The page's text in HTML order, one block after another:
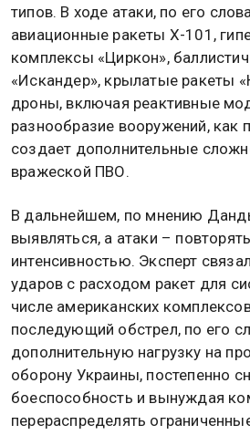
типов. В ходе атаки, по его
авиационные ракеты Х-101,
комплексы «Циркон»,
«Искандер», крылатые ракеты
дроны, включая реактивные
разнообразие вооружений, как
создает дополнительные
вражеской ПВО.
В дальнейшем, по мнению
выявляться, а атаки –
интенсивностью. Эксперт
ударов с расходом ракет для
числе американских
последующий обстрел, по его
дополнительную нагрузку на
оборону Украины, постепенно
боеспособность и вынуждая
перераспределять